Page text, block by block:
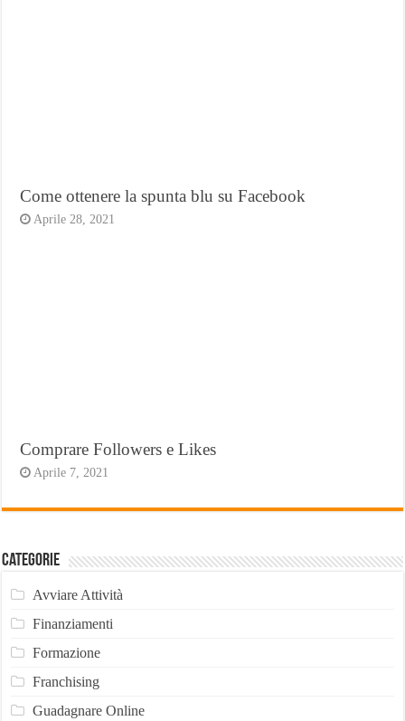
Come ottenere la spunta blu su Facebook
Aprile 28, 2021
Comprare Followers e Likes
Aprile 7, 2021
Categorie
Avviare Attività
Finanziamenti
Formazione
Franchising
Guadagnare Online